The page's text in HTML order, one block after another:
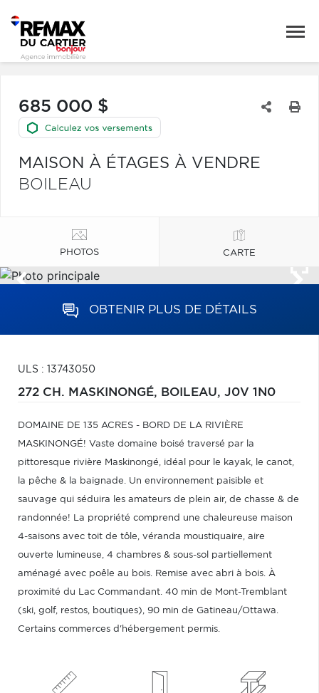
685 000 $
MAISON À ÉTAGES À VENDRE
BOILEAU
PHOTOS CARTE
OBTENIR PLUS DE DÉTAILS
ULS : 13743050
272 CH. MASKINONGÉ, BOILEAU, J0V 1N0
DOMAINE DE 135 ACRES - BORD DE LA RIVIÈRE
MASKINONGÉ! Vaste domaine boisé traversé par la
pittoresque rivière Maskinongé, idéal pour le kayak, le canot,
la pêche & la baignade. Un environnement paisible et
sauvage qui séduira les amateurs de plein air, de chasse & de
randonnée! La propriété comprend une chaleureuse maison
4-saisons avec toit de tôle, véranda moustiquaire, aire
ouverte lumineuse, 4 chambres & sous-sol partiellement
aménagé avec poêle au bois. Remise avec abri à bois. À
proximité du Lac Commandant. 40 min de Mont-Tremblant
(ski, golf, restos, boutiques), 90 min de Gatineau/Ottawa.
Certains commerces d'hébergement permis.